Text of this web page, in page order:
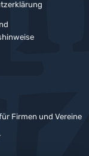
Firmen und Vereine